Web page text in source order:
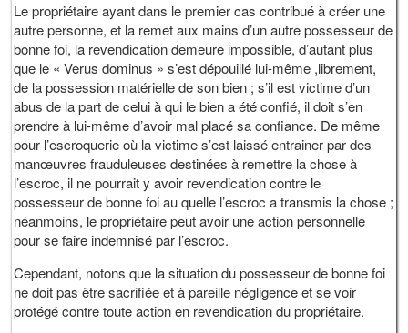
Le propriétaire ayant dans le premier cas contribué à créer une
autre personne, et la remet aux mains d’un autre possesseur de
bonne foi, la revendication demeure impossible, d’autant plus
que le « Verus dominus » s’est dépouillé lui-même ,librement,
de la possession matérielle de son bien ; s’il est victime d’un
abus de la part de celui à qui le bien a été confié, il doit s’en
prendre à lui-même d’avoir mal placé sa confiance. De même
pour l’escroquerie où la victime s’est laissé entrainer par des
manœuvres frauduleuses destinées à remettre la chose à
l’escroc, il ne pourrait y avoir revendication contre le
possesseur de bonne foi au quelle l’escroc a transmis la chose ;
néanmoins, le propriétaire peut avoir une action personnelle
pour se faire indemnisé par l’escroc.
Cependant, notons que la situation du possesseur de bonne foi
ne doit pas être sacrifiée et à pareille négligence et se voir
protégé contre toute action en revendication du propriétaire.